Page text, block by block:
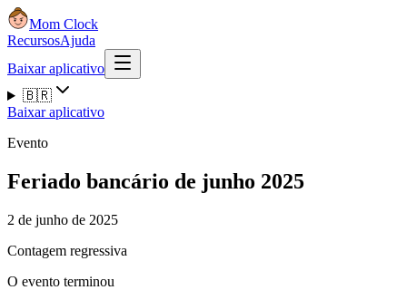
Mom Clock
RecursosAjuda
Baixar aplicativo
🇧🇷
Baixar aplicativo
Evento
Feriado bancário de junho 2025
2 de junho de 2025
Contagem regressiva
O evento terminou